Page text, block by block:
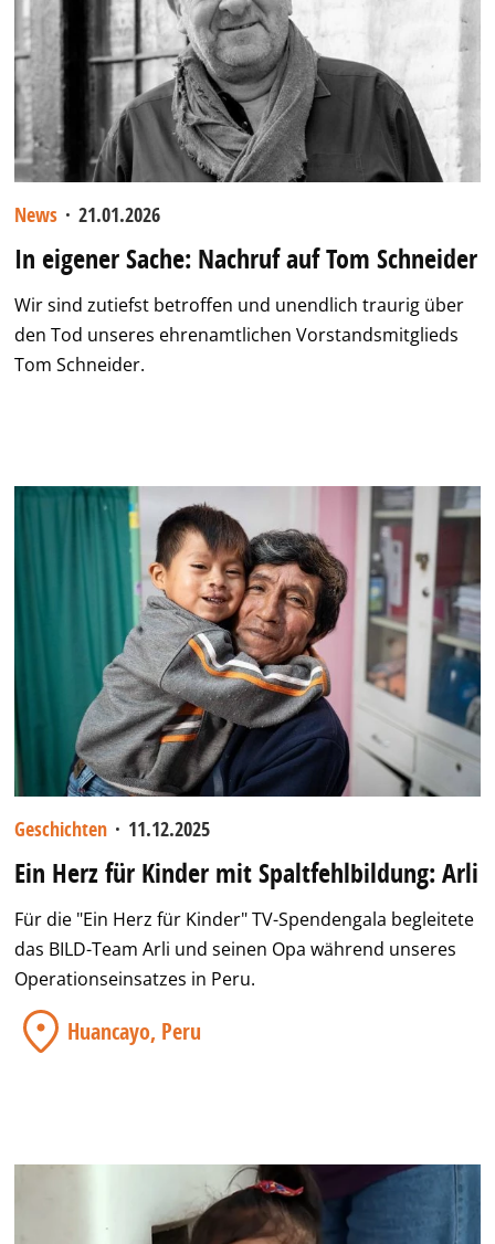
News · 21.01.2026
In eigener Sache: Nachruf auf Tom Schneider
Wir sind zutiefst betroffen und unendlich traurig über
den Tod unseres ehrenamtlichen Vorstandsmitglieds
Tom Schneider.
Geschichten · 11.12.2025
Ein Herz für Kinder mit Spaltfehlbildung: Arli
Für die "Ein Herz für Kinder" TV-Spendengala begleitete
das BILD-Team Arli und seinen Opa während unseres
Operationseinsatzes in Peru.
Huancayo, Peru